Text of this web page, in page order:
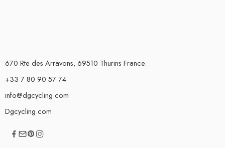
670 Rte des Arravons, 69510 Thurins France.
+33 7 80 90 57 74
info@dgcycling.com
Dgcycling.com